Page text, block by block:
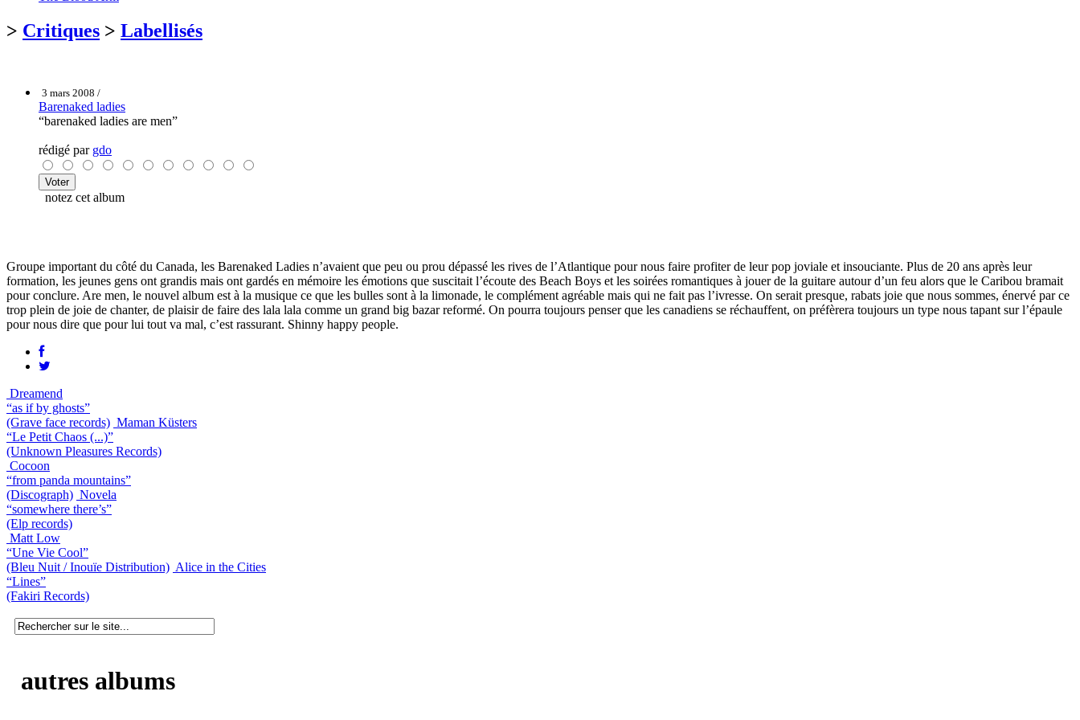
> Critiques > Labellisés
3 mars 2008 /
Barenaked ladies
“barenaked ladies are men”
rédigé par gdo
notez cet album
Groupe important du côté du Canada, les Barenaked Ladies n’avaient que peu ou prou dépassé les rives de l’Atlantique pour nous faire profiter de leur pop joviale et insouciante. Plus de 20 ans après leur
formation, les jeunes gens ont grandis mais ont gardés en mémoire les émotions que suscitait l’écoute des Beach Boys et les soirées romantiques à jouer de la guitare autour d’un feu alors que le Caribou bramait
pour conclure. Are men, le nouvel album est à la musique ce que les bulles sont à la limonade, le complément agréable mais qui ne fait pas l’ivresse. On serait presque, rabats joie que nous sommes, énervé par ce
trop plein de joie de chanter, de plaisir de faire des lala lala comme un grand big bazar reformé. On pourra toujours penser que les canadiens se réchauffent, on préfèrera toujours un type nous tapant sur l’épaule
pour nous dire que pour lui tout va mal, c’est rassurant. Shinny happy people.
Dreamend
“as if by ghosts”
(Grave face records) Maman Küsters
“Le Petit Chaos (...)”
(Unknown Pleasures Records)
Cocoon
“from panda mountains”
(Discograph) Novela
“somewhere there’s”
(Elp records)
Matt Low
“Une Vie Cool”
(Bleu Nuit / Inouïe Distribution) Alice in the Cities
“Lines”
(Fakiri Records)
autres albums